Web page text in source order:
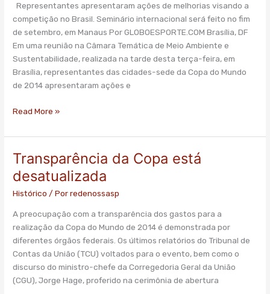
Representantes apresentaram ações de melhorias visando a
competição no Brasil. Seminário internacional será feito no fim
de setembro, em Manaus Por GLOBOESPORTE.COM Brasília, DF
Em uma reunião na Câmara Temática de Meio Ambiente e
Sustentabilidade, realizada na tarde desta terça-feira, em
Brasília, representantes das cidades-sede da Copa do Mundo
de 2014 apresentaram ações e
para
a
Copa
de
2014”
–
Globo
Read More »
Transparência da Copa está
desatualizada
Histórico / Porredenossasp
A preocupação com a transparência dos gastos para a
realização da Copa do Mundo de 2014 é demonstrada por
diferentes órgãos federais. Os últimos relatórios do Tribunal de
Contas da União (TCU) voltados para o evento, bem como o
discurso do ministro-chefe da Corregedoria Geral da União
(CGU), Jorge Hage, proferido na cerimônia de abertura
Transparência
da
Copa
está